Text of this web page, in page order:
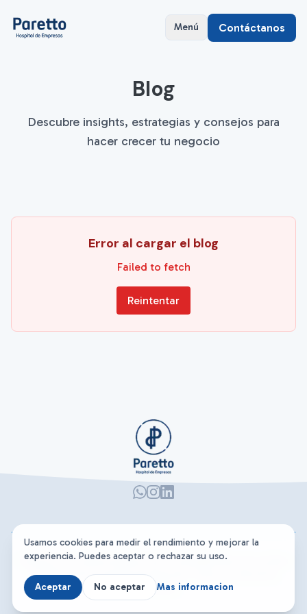
Menú Contáctanos
Blog
Descubre insights, estrategias y consejos para
hacer crecer tu negocio
Error al cargar el blog
Failed to fetch
Reintentar
Términos y Condiciones|Aviso de Privacidad Política de cookies
© 2026 Paretto Hospital de Empresas. Todos los derechos
reservados.
Usamos cookies para medir el rendimiento y mejorar la
experiencia. Puedes aceptar o rechazar su uso.
Aceptar No aceptar Mas informacion